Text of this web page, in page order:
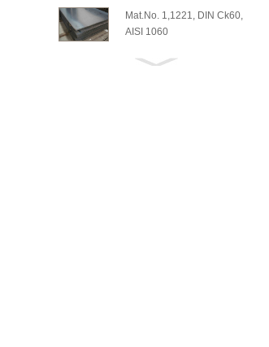
Mat.No. 1,1221, DIN Ck60,
AISI 1060